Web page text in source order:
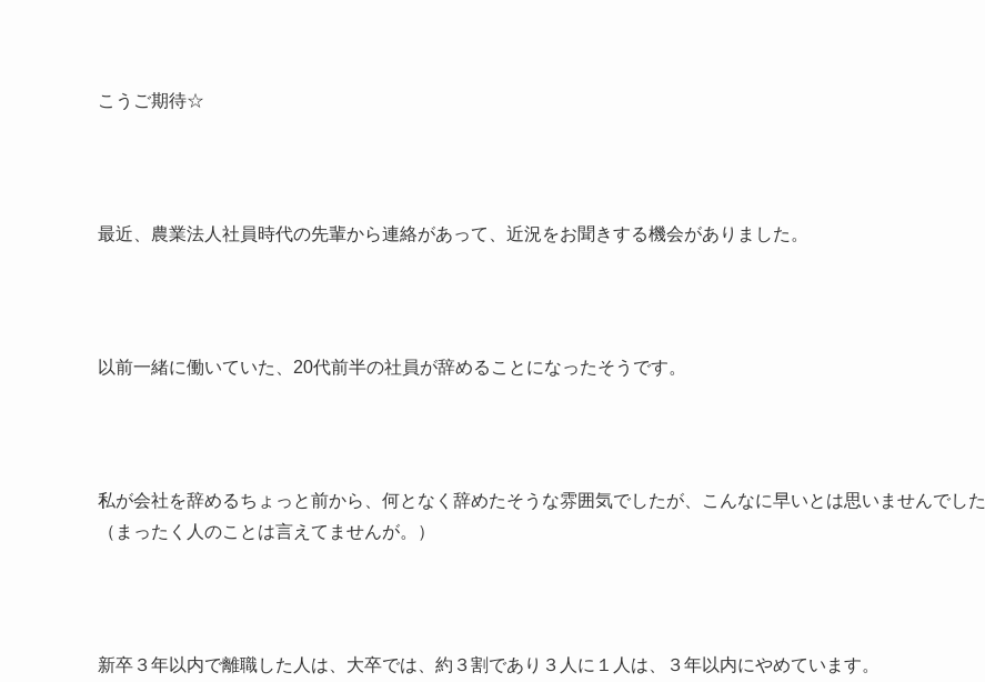
こうご期待☆
最近、農業法人社員時代の先輩から連絡があって、近況をお聞きする機会がありました。
以前一緒に働いていた、20代前半の社員が辞めることになったそうです。
私が会社を辞めるちょっと前から、何となく辞めたそうな雰囲気でしたが、こんなに早いとは思いませんでした
（まったく人のことは言えてませんが。）
新卒３年以内で離職した人は、大卒では、約３割であり３人に１人は、３年以内にやめています。